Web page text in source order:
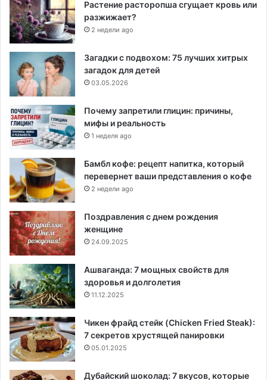
Растение расторопша сгущает кровь или
разжижает?
2 недели ago
Загадки с подвохом: 75 лучших хитрых
загадок для детей
03.05.2026
Почему запретили глицин: причины,
мифы и реальность
1 неделя ago
Бамбл кофе: рецепт напитка, который
перевернет ваши представления о кофе
2 недели ago
Поздравления с днем рождения
женщине
24.09.2025
Ашваганда: 7 мощных свойств для
здоровья и долголетия
11.12.2025
Чикен фрайд стейк (Chicken Fried Steak):
7 секретов хрустящей панировки
05.01.2025
Дубайский шоколад: 7 вкусов, которые